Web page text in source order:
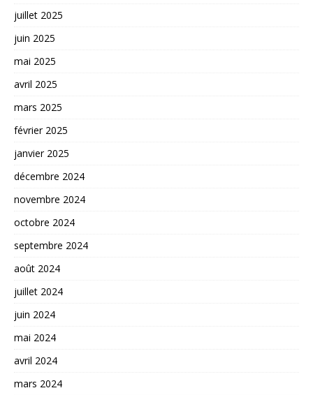
juillet 2025
juin 2025
mai 2025
avril 2025
mars 2025
février 2025
janvier 2025
décembre 2024
novembre 2024
octobre 2024
septembre 2024
août 2024
juillet 2024
juin 2024
mai 2024
avril 2024
mars 2024